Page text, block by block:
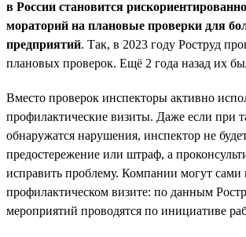
в России становится
мораторий на плановые проверки для
предприятий. Так, в 2023 году Роструд
плановых проверок. Ещё 2 года назад их
Вместо проверок инспекторы активно
профилактические визиты. Даже если при
обнаружатся нарушения, инспектор не
предостережение или штраф, а
исправить проблему. Компании могут сами
профилактическом визите: по данным
мероприятий проводятся по инициативе